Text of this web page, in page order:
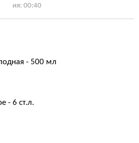
ия: 00:40
- 500 мл
- 6 ст.л.